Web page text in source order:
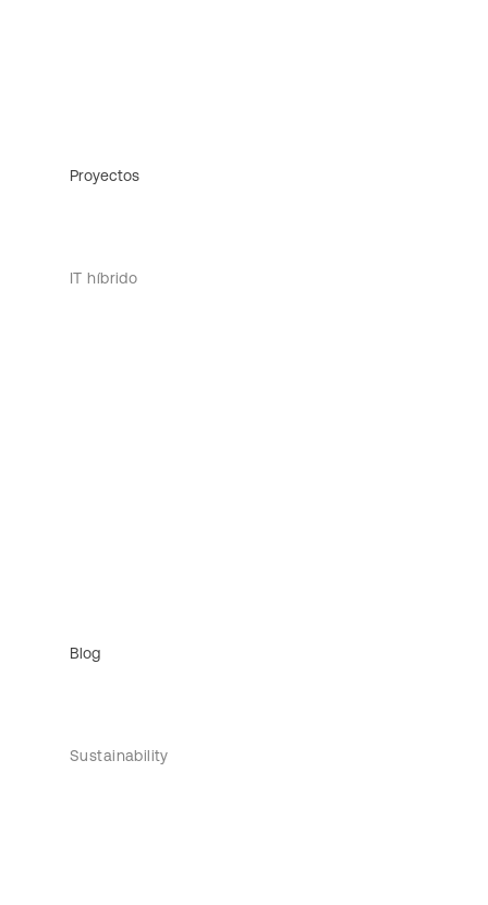
Proyectos
IT híbrido
Blog
Sustainability